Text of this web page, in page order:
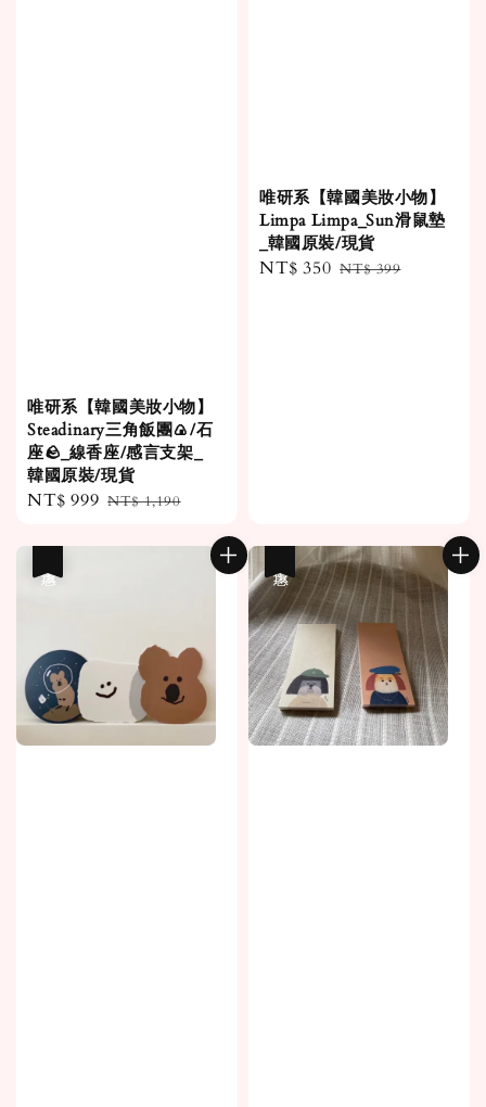
唯研系【韓國美妝小物】
Steadinary三角飯團🍙/石
座🪨_線香座/感言支架_
韓國原裝/現貨
Sale
NT$ 999 Regular
NT$ 1,190
唯研系【韓國美妝小物】
Limpa Limpa_Sun滑鼠墊
_韓國原裝/現貨
Sale
NT$ 350 Regular
NT$ 399